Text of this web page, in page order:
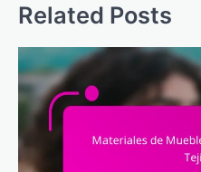
Related Posts